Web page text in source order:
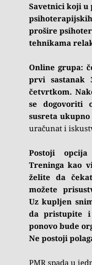
Savetnici koji
prošire
tehnikama
Online grupa:
prvi sastanak
četvrtkom.
se dogovoriti
susreta
uračunat i
Postoji
Treninga kao
želite da
možete
Uz kupljen
da pristupite
ponovo bude
Ne postoji
PMR spada u